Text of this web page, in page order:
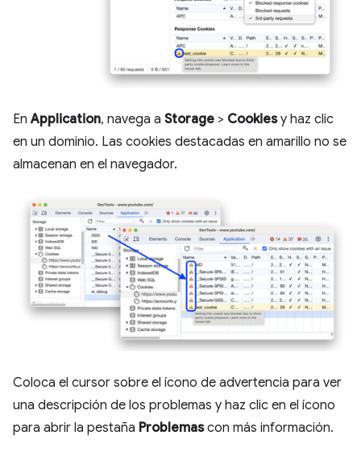
EnApplication, navega a Storage > Cookiesy haz clic
en un dominio. Las cookies destacadas en amarillo no se
almacenan en el navegador.
Coloca el cursor sobre el ícono de advertencia para ver
una descripción de los problemas y haz clic en el ícono
para abrir la pestaña Problemascon más información.